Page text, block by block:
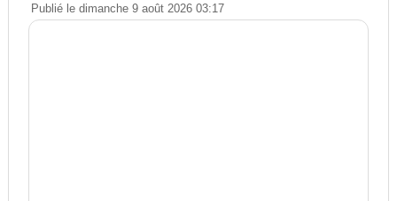
Publié le dimanche 9 août 2026 03:17